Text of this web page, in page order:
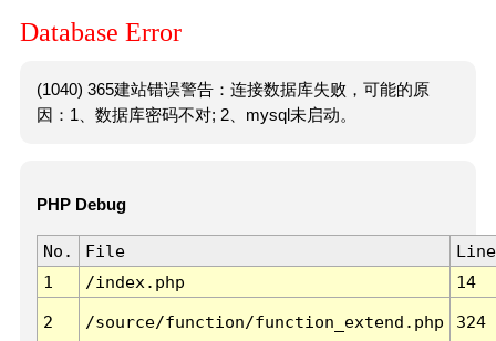
Database Error
(1040) 365建站错误警告：连接数据库失败，可能的原
因：1、数据库密码不对; 2、mysql未启动。
PHP Debug
No. File
Line
1
/index.php 14
2 /source/function/function_extend.php 324